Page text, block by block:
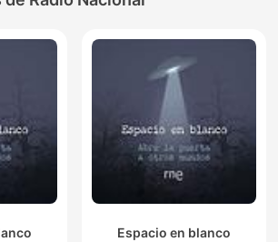
Espacio en blanco